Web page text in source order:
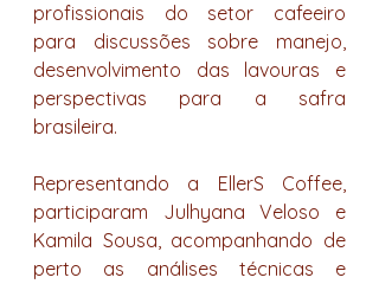
profissionais do setor cafeeiro
para discussões sobre manejo,
desenvolvimento das lavouras e
perspectivas para a safra
brasileira.
Representando a EllerS Coffee,
participaram Julhyana Veloso e
Kamila Sousa, acompanhando de
perto as análises técnicas e